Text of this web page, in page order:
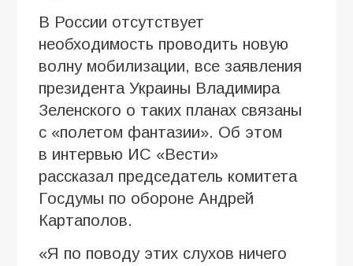
В России отсутствует
необходимость проводить новую
волну мобилизации, все заявления
президента Украины Владимира
Зеленского о таких планах связаны
с «полетом фантазии». Об этом
в интервью ИC «Вести»
рассказал председатель комитета
Госдумы по обороне Андрей
Картаполов.
«Я по поводу этих слухов ничего